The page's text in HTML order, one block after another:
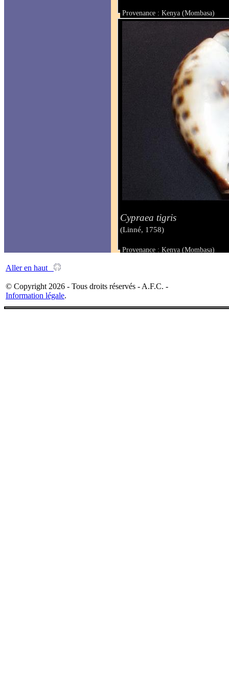
Provenance : Kenya (Mombasa)
Taille : 86 mm
Cypraea tigris
(Linné, 1758)
Provenance : Kenya (Mombasa)
Aller en haut
© Copyright 2026 - Tous droits réservés - A.F.C. -
Information légale.